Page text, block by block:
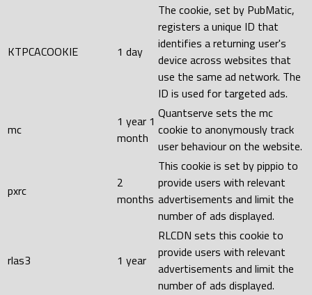
KTPCACOOKIE 1 day
The cookie, set by PubMatic,
registers a unique ID that
identifies a returning user's
device across websites that
use the same ad network. The
ID is used for targeted ads.
mc
1 year 1
month
Quantserve sets the mc
cookie to anonymously track
user behaviour on the website.
pxrc
2
months
This cookie is set by pippio to
provide users with relevant
advertisements and limit the
number of ads displayed.
rlas3 1 year
RLCDN sets this cookie to
provide users with relevant
advertisements and limit the
number of ads displayed.